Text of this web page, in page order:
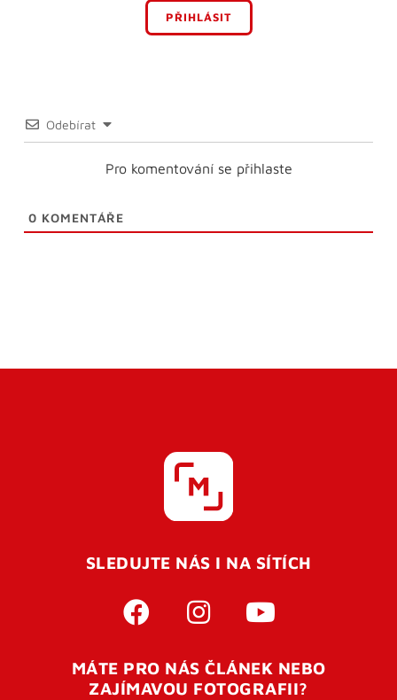
PŘIHLÁSIT
Odebírat
Pro komentování se přihlaste
0 KOMENTÁŘE
SLEDUJTE NÁS I NA SÍTÍCH
MÁTE PRO NÁS ČLÁNEK NEBO
ZAJÍMAVOU FOTOGRAFII?